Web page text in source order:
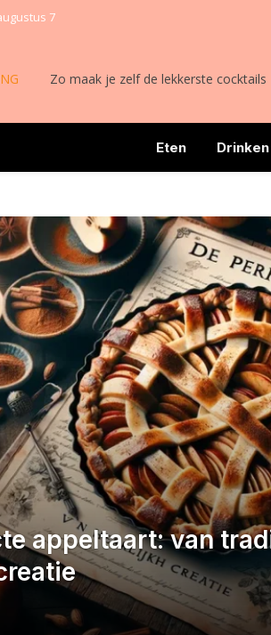
7
Zo maak je zelf de lekkerste cocktails
Eten Drinken
appeltaart: van